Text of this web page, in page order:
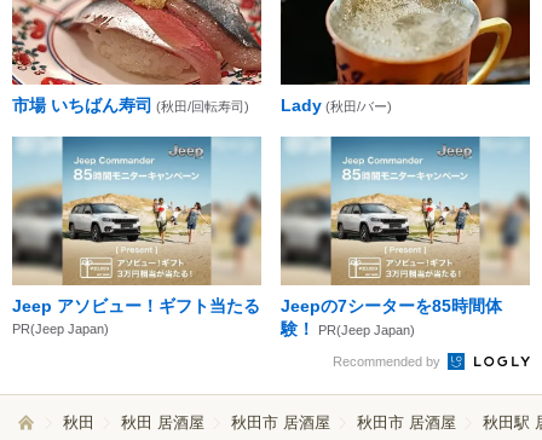
市場 いちばん寿司 (秋田/回転寿司) Lady (秋田/バー)
Jeep アソビュー！ギフト当たる
PR(Jeep Japan)
Jeepの7シーターを85時間体
験！
PR(Jeep Japan)
Recommended by
秋田 秋田 居酒屋 秋田市 居酒屋 秋田市 居酒屋 秋田駅